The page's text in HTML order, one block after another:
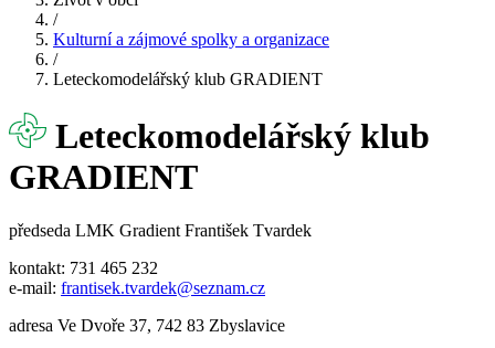
/
Kulturní a zájmové spolky a organizace
/
Leteckomodelářský klub GRADIENT
Leteckomodelářský klub
GRADIENT
předseda LMK Gradient František Tvardek
kontakt: 731 465 232
e-mail: frantisek.tvardek@seznam.cz
adresa Ve Dvoře 37, 742 83 Zbyslavice